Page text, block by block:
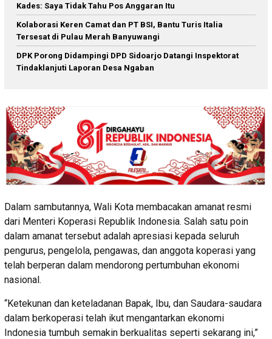
Kades: Saya Tidak Tahu Pos Anggaran Itu
Kolaborasi Keren Camat dan PT BSI, Bantu Turis Italia
Tersesat di Pulau Merah Banyuwangi
DPK Porong Didampingi DPD Sidoarjo Datangi Inspektorat
Tindaklanjuti Laporan Desa Ngaban
Dalam sambutannya, Wali Kota membacakan amanat resmi
dari Menteri Koperasi Republik Indonesia. Salah satu poin
dalam amanat tersebut adalah apresiasi kepada seluruh
pengurus, pengelola, pengawas, dan anggota koperasi yang
telah berperan dalam mendorong pertumbuhan ekonomi
nasional.
“Ketekunan dan keteladanan Bapak, Ibu, dan Saudara-saudara
dalam berkoperasi telah ikut mengantarkan ekonomi
Indonesia tumbuh semakin berkualitas seperti sekarang ini,”